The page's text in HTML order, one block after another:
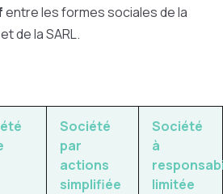
entre les formes sociales de la
de la SARL.
Société
par
actions
simplifiée
Société
à
limitée